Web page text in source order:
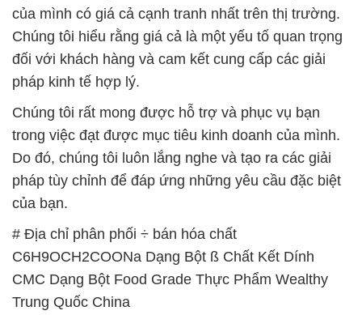
của mình có giá cả cạnh tranh nhất trên thị trường.
Chúng tôi hiểu rằng giá cả là một yếu tố quan trọng
đối với khách hàng và cam kết cung cấp các giải
pháp kinh tế hợp lý.
Chúng tôi rất mong được hỗ trợ và phục vụ bạn
trong việc đạt được mục tiêu kinh doanh của mình.
Do đó, chúng tôi luôn lắng nghe và tạo ra các giải
pháp tùy chỉnh để đáp ứng những yêu cầu đặc biệt
của bạn.
# Địa chỉ phân phối ÷ bán hóa chất
C6H9OCH2COONa Dạng Bột ß Chất Kết Dính
CMC Dạng Bột Food Grade Thực Phẩm Wealthy
Trung Quốc China